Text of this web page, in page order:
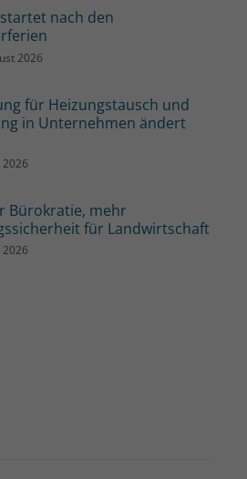
nach den
2026
für Heizungstausch und
in Unternehmen ändert
2026
Bürokratie, mehr
für Landwirtschaft
2026